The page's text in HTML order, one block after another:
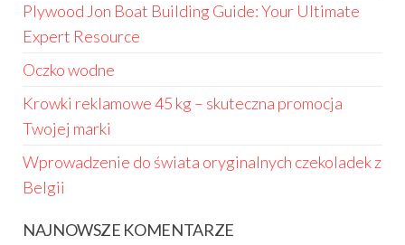
Plywood Jon Boat Building Guide: Your Ultimate
Expert Resource
Oczko wodne
Krowki reklamowe 45 kg – skuteczna promocja
Twojej marki
Wprowadzenie do świata oryginalnych czekoladek z
Belgii
NAJNOWSZE KOMENTARZE